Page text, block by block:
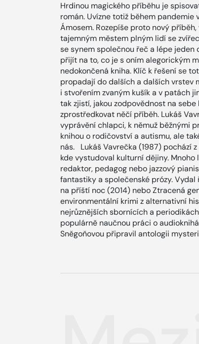
Hrdinou magického příběhu je
román. Uvízne totiž během
Ámosem. Rozepíše proto nový
tajemným městem plným lidí se
se synem společnou řeč a lépe
přijít na to, co je s oním alegorickým
nedokončená kniha. Klíč k řešení se
propadají do dalších a dalších vrstev
i stvořením zvaným kušík a v patách
tak zjistí, jakou zodpovědnost na
zprostředkovat něčí příběh. Lukáš
vyprávění chlapci, k němuž běžnými
knihou o rodičovství a autismu, ale
nás. Lukáš Vavrečka (1987) pochází
kde vystudoval kulturní dějiny.
redaktor, pedagog nebo jazzový
fantastiky a společenské prózy.
na příští noc (2014) nebo Ztracená
environmentální krimi z alternativní
nejrůznějších sbornících a
populárně naučnou práci o
Sněgoňovou připravil antologii